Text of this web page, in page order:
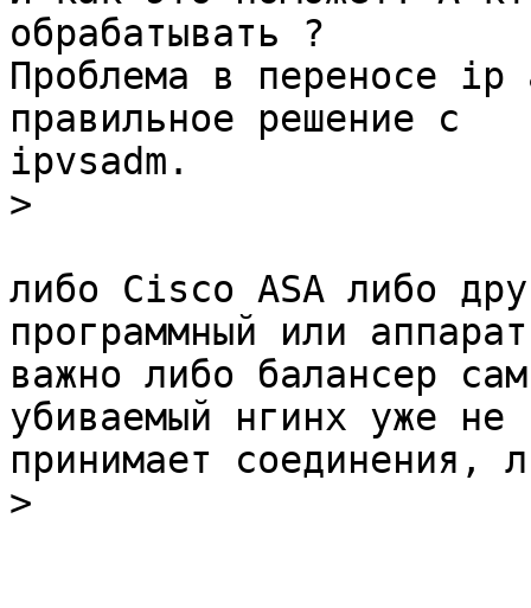
обрабатывать ?
Проблема в переносе ip
правильное решение с
ipvsadm.
>
либо Cisco ASA либо
программный или
важно либо балансер
убиваемый нгинх уже не
принимает соединения,
>